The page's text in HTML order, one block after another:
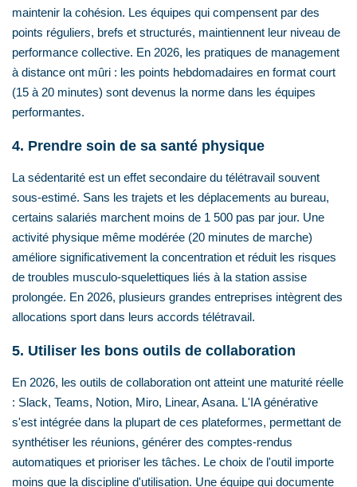
maintenir la cohésion. Les équipes qui compensent par des
points réguliers, brefs et structurés, maintiennent leur niveau de
performance collective. En 2026, les pratiques de management
à distance ont mûri : les points hebdomadaires en format court
(15 à 20 minutes) sont devenus la norme dans les équipes
performantes.
4. Prendre soin de sa santé physique
La sédentarité est un effet secondaire du télétravail souvent
sous-estimé. Sans les trajets et les déplacements au bureau,
certains salariés marchent moins de 1 500 pas par jour. Une
activité physique même modérée (20 minutes de marche)
améliore significativement la concentration et réduit les risques
de troubles musculo-squelettiques liés à la station assise
prolongée. En 2026, plusieurs grandes entreprises intègrent des
allocations sport dans leurs accords télétravail.
5. Utiliser les bons outils de collaboration
En 2026, les outils de collaboration ont atteint une maturité réelle
: Slack, Teams, Notion, Miro, Linear, Asana. L'IA générative
s'est intégrée dans la plupart de ces plateformes, permettant de
synthétiser les réunions, générer des comptes-rendus
automatiques et prioriser les tâches. Le choix de l'outil importe
moins que la discipline d'utilisation. Une équipe qui documente